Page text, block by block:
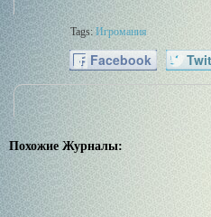
Tags:Игромания
Facebook
Похожие Журналы: